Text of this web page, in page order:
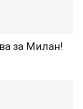
за Милан!